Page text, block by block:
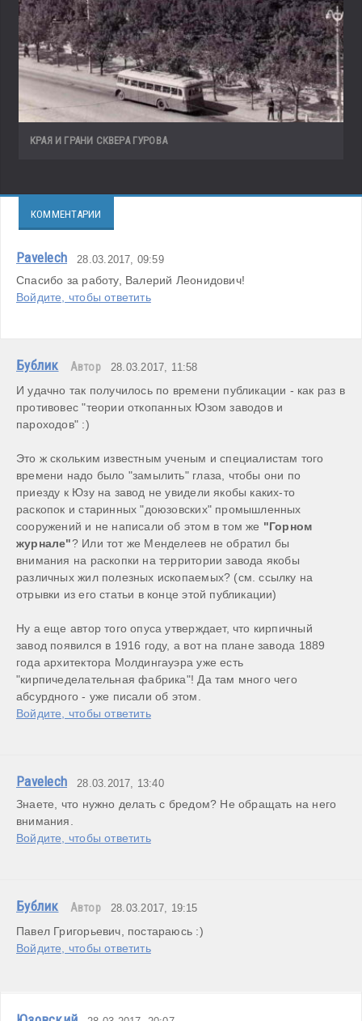
КРАЯ И ГРАНИ СКВЕРА ГУРОВА
КОММЕНТАРИИ
Pavelech 28.03.2017, 09:59
Спасибо за работу, Валерий Леонидович!
Войдите, чтобы ответить
Бублик Автор 28.03.2017, 11:58
И удачно так получилось по времени публикации - как раз в
противовес "теории откопанных Юзом заводов и
пароходов" :)
Это ж скольким известным ученым и специалистам того
времени надо было "замылить" глаза, чтобы они по
приезду к Юзу на завод не увидели якобы каких-то
раскопок и старинных "доюзовских" промышленных
сооружений и не написали об этом в том же "Горном
журнале"? Или тот же Менделеев не обратил бы
внимания на раскопки на территории завода якобы
различных жил полезных ископаемых? (см. ссылку на
отрывки из его статьи в конце этой публикации)
Ну а еще автор того опуса утверждает, что кирпичный
завод появился в 1916 году, а вот на плане завода 1889
года архитектора Молдингауэра уже есть
"кирпичеделательная фабрика"! Да там много чего
абсурдного - уже писали об этом.
Войдите, чтобы ответить
Pavelech 28.03.2017, 13:40
Знаете, что нужно делать с бредом? Не обращать на него
внимания.
Войдите, чтобы ответить
Бублик Автор 28.03.2017, 19:15
Павел Григорьевич, постараюсь :)
Войдите, чтобы ответить